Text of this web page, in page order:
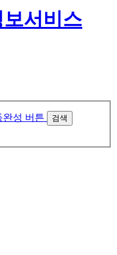
검색